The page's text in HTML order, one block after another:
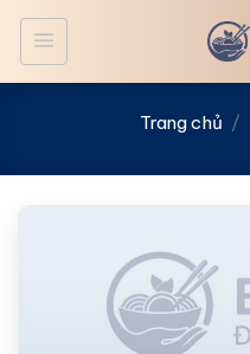
Bỏ
nội
Trang chủ /